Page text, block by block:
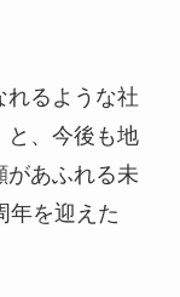
れるような社
と、今後も地
があふれる未
年を迎えた